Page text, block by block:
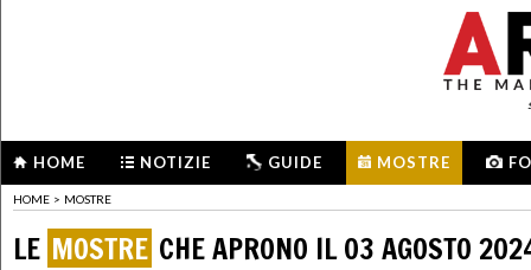
HOME NOTIZIE GUIDE MOSTRE
HOME > MOSTRE
LE MOSTRE CHE APRONO IL 03 AGOSTO